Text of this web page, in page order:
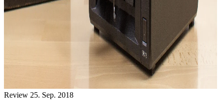
Review 25. Sep. 2018